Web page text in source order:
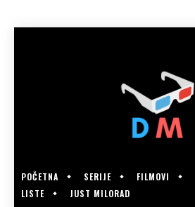
POČETNA SERIJE FILMOVI
LISTE
JUST MILORAD